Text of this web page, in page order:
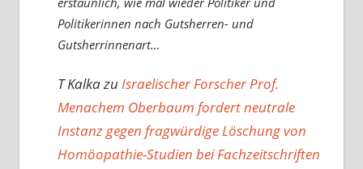
Politikerinnen nach Gutsherren- und
Gutsherrinnenart…
T Kalkazu Israelischer Forscher Prof.
Menachem Oberbaum fordert neutrale
Instanz gegen fragwürdige Löschung von
Homöopathie-Studien bei Fachzeitschriften